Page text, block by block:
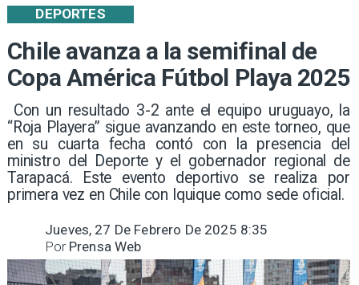
Chile avanza a la semifinal de
Copa América Fútbol Playa 2025
​​ Con un resultado 3-2 ante el equipo uruguayo, la
“Roja Playera” sigue avanzando en este torneo, que
en su cuarta fecha contó con la presencia del
ministro del Deporte y el gobernador regional de
Tarapacá. Este evento deportivo se realiza por
primera vez en Chile con Iquique como sede oficial. ​
DEPORTES
Jueves, 27 De Febrero De 2025 8:35
Prensa Web
Por